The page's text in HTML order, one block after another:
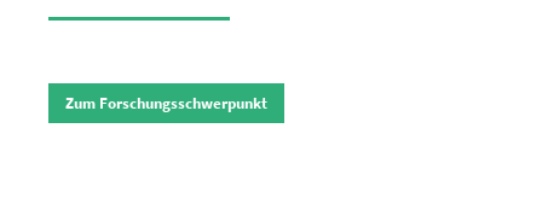
Zum Forschungsschwerpunkt